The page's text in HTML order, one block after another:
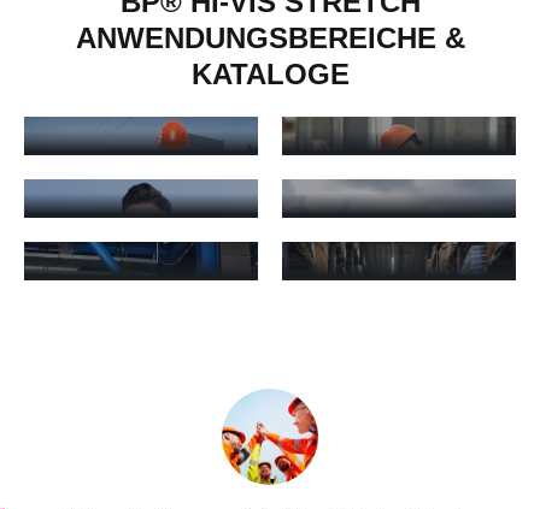
ANWENDUNGSBEREICHE &
KATALOGE
STRASSENBAU, H
Straßenbau, Hoch- & Tiefbau - mehr erfahren
Verkehrsunternehmen &
ABFALL- &
ENTSORGUNGSBETRIEBE
Abfall- & Entsorgungsbetriebe - mehr erfahren
ENERGIEVERSORGER
Energieversorger - mehr
CHEMIEINDUSTRIE
Chemieindustrie - mehr erfahren
LAGER & LOGISTIK
Lager & Logistik - mehr